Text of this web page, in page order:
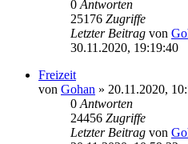
0 Antworten
25176 Zugriffe
Letzter Beitrag von
30.11.2020, 19:19:40
Freizeit
von Gohan » 20.11.2020,
0 Antworten
24456 Zugriffe
Letzter Beitrag von